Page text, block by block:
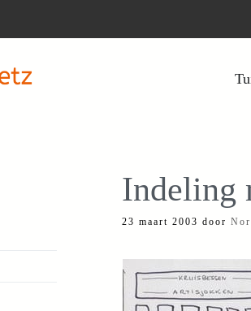
Indeling
23 maart 2003 door